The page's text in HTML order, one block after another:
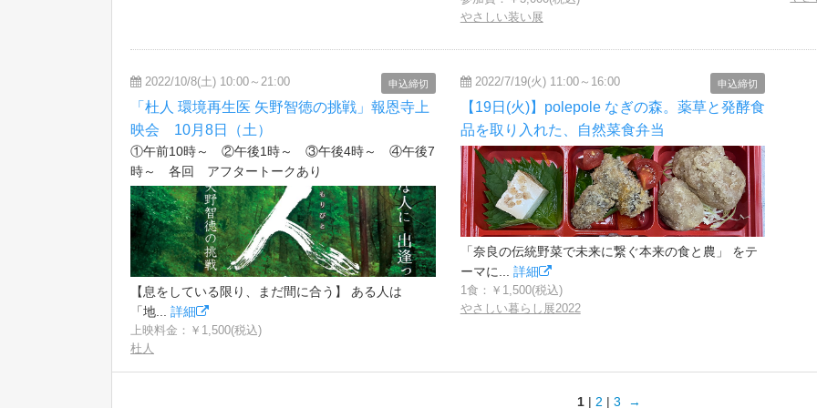
やさしい装い展
申込締切
2022/10/8(土) 10:00～21:00
「杜人 環境再生医 矢野智徳の挑戦」報恩寺上
映会 10月8日（土）
①午前10時～ ②午後1時～ ③午後4時～ ④午後7
時～ 各回 アフタートークあり
【息をしている限り、まだ間に合う】 ある人は
「地... 詳細
上映料金：￥1,500(税込)
杜人
申込締切
2022/7/19(火) 11:00～16:00
【19日(火)】polepole なぎの森。薬草と発酵食
品を取り入れた、自然菜食弁当
「奈良の伝統野菜で未来に繋ぐ本来の食と農」 をテ
ーマに... 詳細
1食：￥1,500(税込)
やさしい暮らし展2022
1 | 2 | 3 →